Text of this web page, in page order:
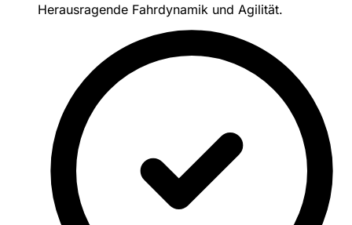
Herausragende Fahrdynamik und Agilität.